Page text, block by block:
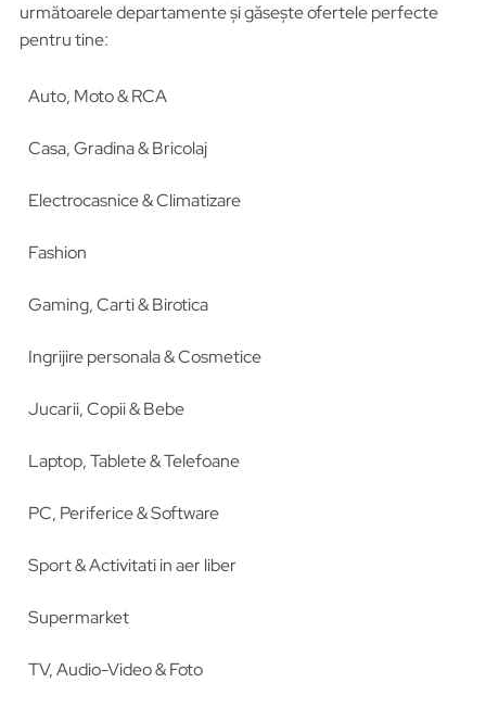
următoarele departamente și găsește ofertele perfecte
pentru tine:
Auto, Moto & RCA
Casa, Gradina & Bricolaj
Electrocasnice & Climatizare
Fashion
Gaming, Carti & Birotica
Ingrijire personala & Cosmetice
Jucarii, Copii & Bebe
Laptop, Tablete & Telefoane
PC, Periferice & Software
Sport & Activitati in aer liber
Supermarket
TV, Audio-Video & Foto